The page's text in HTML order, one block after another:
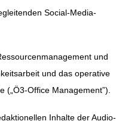
Social-Media-
und
und das operative
Office Management”).
Inhalte der Audio-